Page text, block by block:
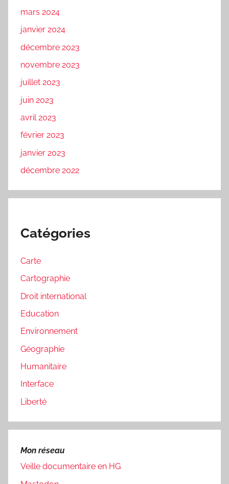
mars 2024
janvier 2024
décembre 2023
novembre 2023
juillet 2023
juin 2023
avril 2023
février 2023
janvier 2023
décembre 2022
Catégories
Carte
Cartographie
Droit international
Education
Environnement
Géographie
Humanitaire
Interface
Liberté
Mon réseau
Veille documentaire en HG